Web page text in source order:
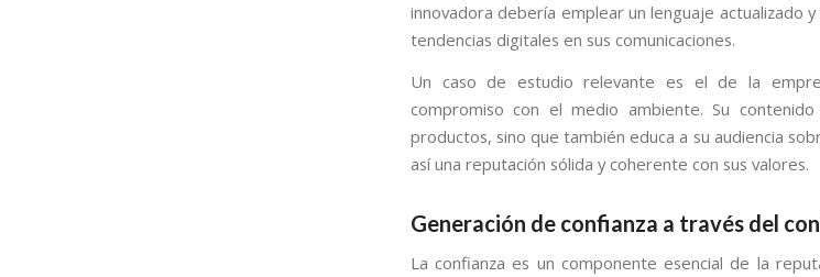
innovadora debería emplear un lenguaje actualizado
tendencias digitales en sus comunicaciones.
Un caso de estudio relevante es el de la
compromiso con el medio ambiente. Su
productos, sino que también educa a su audiencia
así una reputación sólida y coherente con sus valores.
Generación de confianza a través del
La confianza es un componente esencial de la